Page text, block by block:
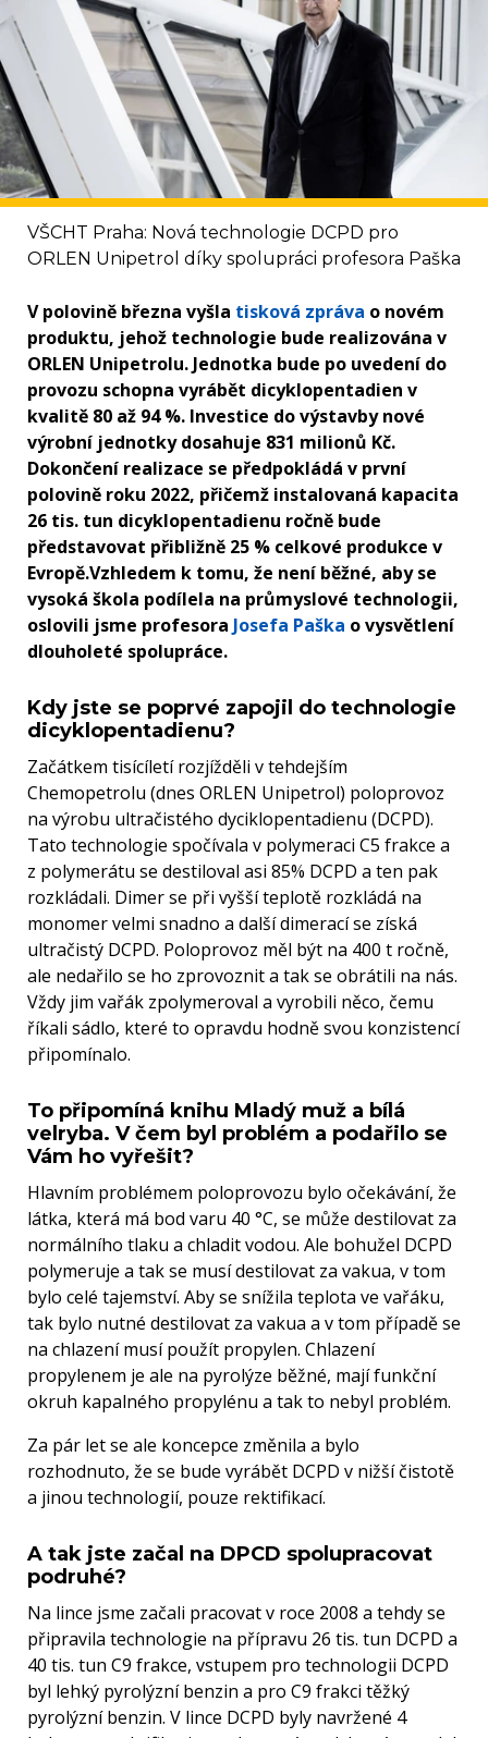
VŠCHT Praha: Nová technologie DCPD pro
ORLEN Unipetrol díky spolupráci profesora Paška
V polovině března vyšla tisková zpráva o novém
produktu, jehož technologie bude realizována v
ORLEN Unipetrolu. Jednotka bude po uvedení do
provozu schopna vyrábět dicyklopentadien v
kvalitě 80 až 94 %. Investice do výstavby nové
výrobní jednotky dosahuje 831 milionů Kč.
Dokončení realizace se předpokládá v první
polovině roku 2022, přičemž instalovaná kapacita
26 tis. tun dicyklopentadienu ročně bude
představovat přibližně 25 % celkové produkce v
Evropě.Vzhledem k tomu, že není běžné, aby se
vysoká škola podílela na průmyslové technologii,
oslovili jsme profesora Josefa Paška o vysvětlení
dlouholeté spolupráce.
Kdy jste se poprvé zapojil do technologie
dicyklopentadienu?
Začátkem tisícíletí rozjížděli v tehdejším
Chemopetrolu (dnes ORLEN Unipetrol) poloprovoz
na výrobu ultračistého dyciklopentadienu (DCPD).
Tato technologie spočívala v polymeraci C5 frakce a
z polymerátu se destiloval asi 85% DCPD a ten pak
rozkládali. Dimer se při vyšší teplotě rozkládá na
monomer velmi snadno a další dimerací se získá
ultračistý DCPD. Poloprovoz měl být na 400 t ročně,
ale nedařilo se ho zprovoznit a tak se obrátili na nás.
Vždy jim vařák zpolymeroval a vyrobili něco, čemu
říkali sádlo, které to opravdu hodně svou konzistencí
připomínalo.
To připomíná knihu Mladý muž a bílá
velryba. V čem byl problém a podařilo se
Vám ho vyřešit?
Hlavním problémem poloprovozu bylo očekávání, že
látka, která má bod varu 40 °C, se může destilovat za
normálního tlaku a chladit vodou. Ale bohužel DCPD
polymeruje a tak se musí destilovat za vakua, v tom
bylo celé tajemství. Aby se snížila teplota ve vařáku,
tak bylo nutné destilovat za vakua a v tom případě se
na chlazení musí použít propylen. Chlazení
propylenem je ale na pyrolýze běžné, mají funkční
okruh kapalného propylénu a tak to nebyl problém.
Za pár let se ale koncepce změnila a bylo
rozhodnuto, že se bude vyrábět DCPD v nižší čistotě
a jinou technologií, pouze rektifikací.
A tak jste začal na DPCD spolupracovat
podruhé?
Na lince jsme začali pracovat v roce 2008 a tehdy se
připravila technologie na přípravu 26 tis. tun DCPD a
40 tis. tun C9 frakce, vstupem pro technologii DCPD
byl lehký pyrolýzní benzin a pro C9 frakci těžký
pyrolýzní benzin. V lince DCPD byly navržené 4